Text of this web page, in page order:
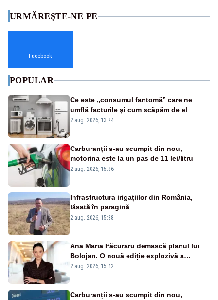
URMĂREȘTE-NE PE
Facebook
POPULAR
Ce este „consumul fantomă” care ne
umflă facturile și cum scăpăm de el
2 aug. 2026, 13:24
Carburanții s-au scumpit din nou,
motorina este la un pas de 11 lei/litru
2 aug. 2026, 15:36
Infrastructura irigațiilor din România,
lăsată în paragină
2 aug. 2026, 15:38
Ana Maria Păcuraru demască planul lui
Bolojan. O nouă ediție explozivă a
emisiunii „Miza Zilei” la Realitatea PLUS
2 aug. 2026, 15:42
Carburanții s-au scumpit din nou,